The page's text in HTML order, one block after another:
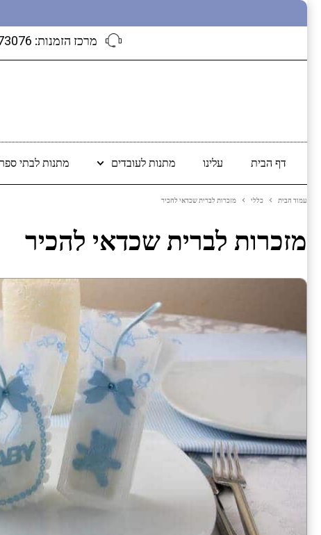
מרכז הזמנות:
דף הבית עלינו מתנות לעובדים מתנות לבתי
עמוד הבית כללי מזכרות לברית שכדאי להכיר
מזכרות לברית שכדאי להכיר